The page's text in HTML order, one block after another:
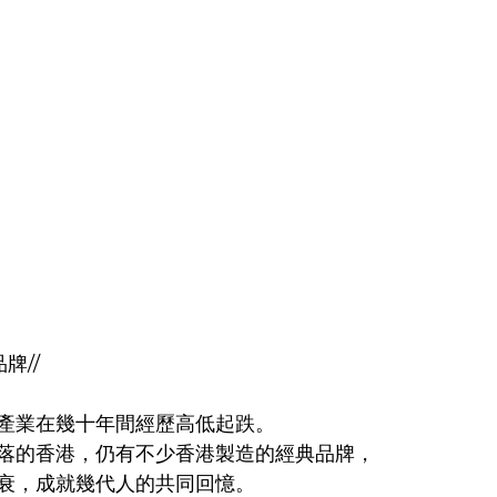
牌//
業在幾十年間經歷高低起跌。
的香港，仍有不少香港製造的經典品牌，
，成就幾代人的共同回憶。